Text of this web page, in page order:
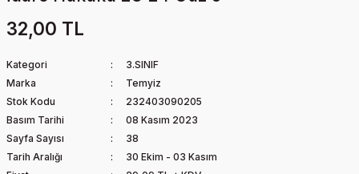
32,00 TL
Kategori
3.SINIF
Marka
Temyiz
Stok Kodu
232403090205
Basım Tarihi
08 Kasım 2023
Sayfa Sayısı
38
Tarih Aralığı
30 Ekim - 03 Kasım